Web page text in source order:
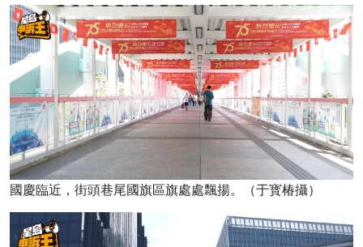
國慶臨近，街頭巷尾國旗區旗處處飄揚。（于寳椿攝）